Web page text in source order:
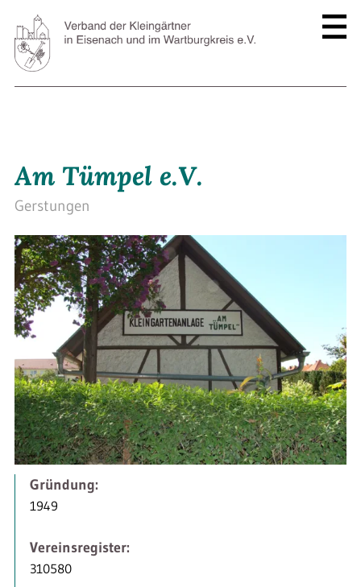
Am Tümpel e.V.
Gerstungen
Gründung:
1949
Vereinsregister:
310580